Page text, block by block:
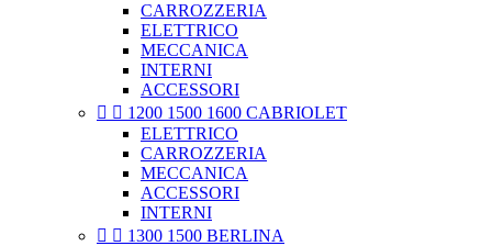
CARROZZERIA
ELETTRICO
MECCANICA
INTERNI
ACCESSORI
  1200 1500 1600 CABRIOLET
ELETTRICO
CARROZZERIA
MECCANICA
ACCESSORI
INTERNI
  1300 1500 BERLINA